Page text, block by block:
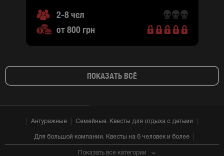
2-8 чел
от 800 грн
ПОКАЗАТЬ ВСЁ
Антуражные Семейные. Квесты для отдыха с детьми
Для большой компании. Квесты на 6 человек и более
Показать все категории